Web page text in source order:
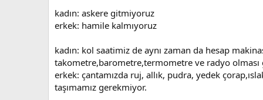
kadın: askere gitmiyoruz
erkek: hamile kalmıyoruz
kadın: kol saatimiz de aynı zaman da hesap
takometre,barometre,termometre ve radyo olması
erkek: çantamızda ruj, allık, pudra, yedek
taşımamız gerekmiyor.